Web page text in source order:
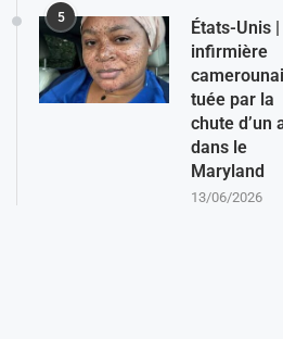
5
États-Unis
infirmière
tuée par la
chute d’un
dans le
Maryland
13/06/2026